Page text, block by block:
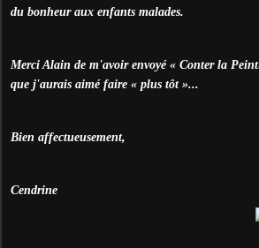
du bonheur aux enfants malades.
Merci Alain de m'avoir envoyé « Conter la
que j'aurais aimé faire « plus tôt »...
Bien affectueusement,
Cendrine